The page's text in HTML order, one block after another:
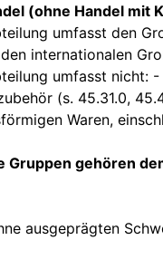
(ohne Handel mit
umfasst den
internationalen
umfasst nicht:
(s. 45.31.0,
Waren,
Gruppen gehören
ausgeprägten